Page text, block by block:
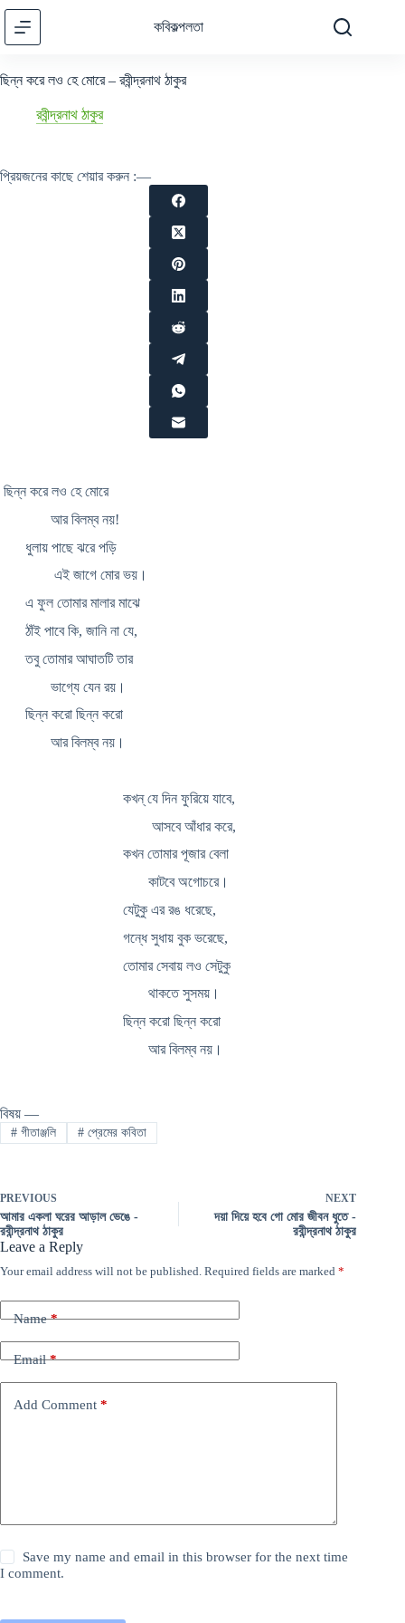
Skip
content
কবিকল্পলতা
ছিন্ন করে লও হে মোরে – রবীন্দ্রনাথ ঠাকুর
রবীন্দ্রনাথ ঠাকুর
প্রিয়জনের কাছে শেয়ার করুন :—
ছিন্ন করে লও হে মোরে
আর বিলম্ব নয়!
ধুলায় পাছে ঝরে পড়ি
এই জাগে মোর ভয়।
এ ফুল তোমার মালার মাঝে
ঠাঁই পাবে কি, জানি না যে,
তবু তোমার আঘাতটি তার
ভাগ্যে যেন রয়।
ছিন্ন করো ছিন্ন করো
আর বিলম্ব নয়।
কখন্ যে দিন ফুরিয়ে যাবে,
আসবে আঁধার করে,
কখন তোমার পূজার বেলা
কাটবে অগোচরে।
যেটুকু এর রঙ ধরেছে,
গন্ধে সুধায় বুক ভরেছে,
তোমার সেবায় লও সেটুকু
থাকতে সুসময়।
ছিন্ন করো ছিন্ন করো
আর বিলম্ব নয়।
বিষয় —
#গীতাঞ্জলি #প্রেমের কবিতা
PREVIOUS
আমার একলা ঘরের আড়াল ভেঙে -
রবীন্দ্রনাথ ঠাকুর
NEXT
দয়া দিয়ে হবে গো মোর জীবন ধুতে -
রবীন্দ্রনাথ ঠাকুর
Leave a Reply
Your email address will not be published. Required fields are marked *
Name*
Email*
Add Comment *
Save my name and email in this browser for the next time
I comment.